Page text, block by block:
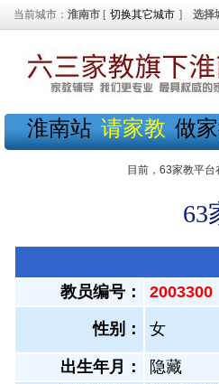
当前城市： 淮南市 [ 切换其它城市 ] 选择
淮南站 请家教 做
目前，63家教平台
63
教员编号： 2003300
性别： 女
出生年月：
隐藏